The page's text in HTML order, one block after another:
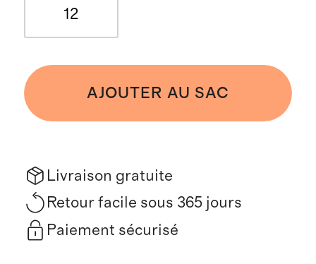
12
AJOUTER AU SAC
Livraison gratuite
Retour facile sous 365 jours
Paiement sécurisé